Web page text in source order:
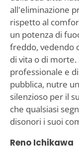
all'eliminazione
rispetto al
un potenza di
freddo, vedendo
di vita o di
professionale e
pubblica, nutre
silenzioso per il
che qualsiasi
disonori i suoi
Reno Ichikawa